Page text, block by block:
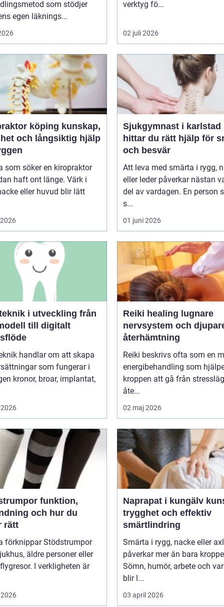
som stödjer
egen läknings...
verktyg fö...
02 juli 2026
köping kunskap,
och långsiktig hjälp
som söker en kiropraktor
haft ont länge. Värk i
eller huvud blir lätt
Sjukgymnast i karlstad så
hittar du rätt hjälp för
och besvär
Att leva med smärta i rygg,
eller leder påverkar nästan
del av vardagen. En person
s...
01 juni 2026
i utveckling från
till digitalt
handlar om att skapa
som fungerar i
Reiki healing lugnare
nervsystem och
återhämtning
Reiki beskrivs ofta som en
energibehandling som
kroppen att gå från
åte...
02 maj 2026
funktion,
och hur du
rätt
förknippar Stödstrumpor
äldre personer eller
I verkligheten är
Naprapat i kungälv kunskap,
trygghet och effektiv
smärtlindring
Smärta i rygg, nacke eller
påverkar mer än bara
Sömn, humör, arbete och
blir l...
03 april 2026